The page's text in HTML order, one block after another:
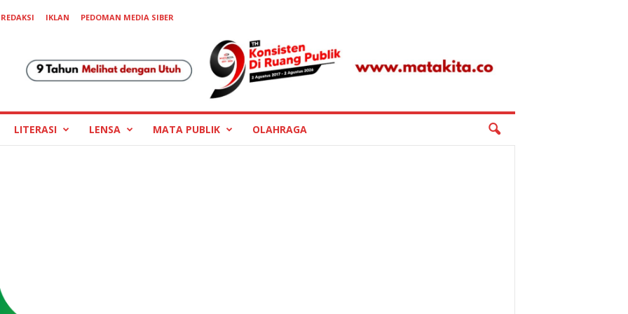
REDAKSI IKLAN
PEDOMAN MEDIA SIBER
LITERASI LENSA MATA PUBLIK OLAHRAGA